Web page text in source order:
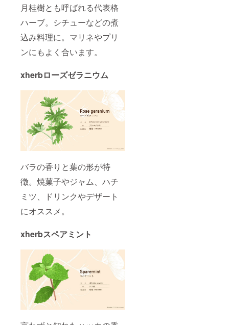
月桂樹とも呼ばれる代表格
ハーブ。シチューなどの煮
込み料理に。マリネやプリ
ンにもよく合います。
xherbローズゼラニウム
バラの香りと葉の形が特
徴。焼菓子やジャム、ハチ
ミツ、ドリンクやデザート
にオススメ。
xherbスペアミント